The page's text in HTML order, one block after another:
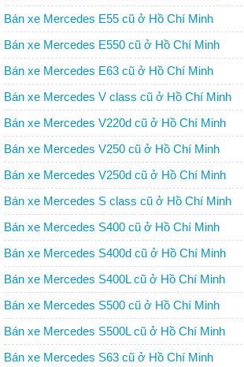
Bán xe Mercedes E55 cũ ở Hồ Chí Minh
Bán xe Mercedes E550 cũ ở Hồ Chí Minh
Bán xe Mercedes E63 cũ ở Hồ Chí Minh
Bán xe Mercedes V class cũ ở Hồ Chí Minh
Bán xe Mercedes V220d cũ ở Hồ Chí Minh
Bán xe Mercedes V250 cũ ở Hồ Chí Minh
Bán xe Mercedes V250d cũ ở Hồ Chí Minh
Bán xe Mercedes S class cũ ở Hồ Chí Minh
Bán xe Mercedes S400 cũ ở Hồ Chí Minh
Bán xe Mercedes S400d cũ ở Hồ Chí Minh
Bán xe Mercedes S400L cũ ở Hồ Chí Minh
Bán xe Mercedes S500 cũ ở Hồ Chí Minh
Bán xe Mercedes S500L cũ ở Hồ Chí Minh
Bán xe Mercedes S63 cũ ở Hồ Chí Minh